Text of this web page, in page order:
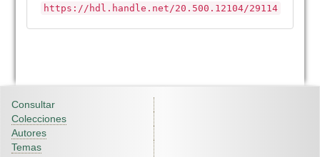
https://hdl.handle.net/20.500.12104/29114
Consultar
Colecciones
Autores
Temas